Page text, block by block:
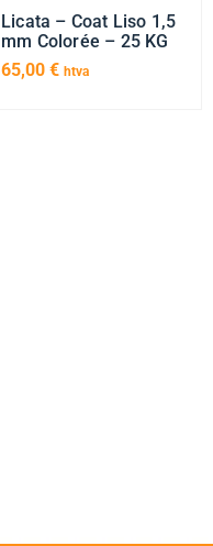
Licata – Coat Liso 1,5
mm Colorée – 25 KG
65,00 € htva